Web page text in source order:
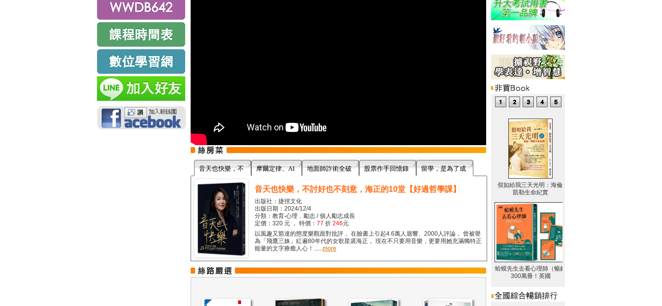
音天也快樂，不 摩爾定律、AI 地面師詐術全破 股票作手回憶錄 留學，是為了成
音天也快樂，不討好也不刻意，海正的10堂【好過哲學課】
出版社：捷徑文化
出版日期：2024/12/4
分類：教育‧心理．勵志 / 個人勵志成長
定價：320 元 ， 特價： 77 折 246元
以風趣又豁達的態度樂觀面對批評， 在臉書上引起4.6萬人迴響、2000人評論， 曾被譽
為「飛鷹三姝」紅遍80年代的女歌星裘海正， 現在不只要用音樂，更要用她充滿獨特正
能量的文字療癒人心！......more